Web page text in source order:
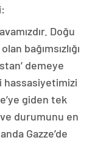
Doğu
bağımsızlığı
demeye
hassasiyetimizi
giden tek
durumunu en
Gazze’de